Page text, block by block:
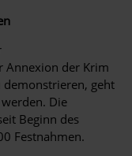
Annexion der Krim
demonstrieren, geht
Die
Beginn des
Festnahmen.